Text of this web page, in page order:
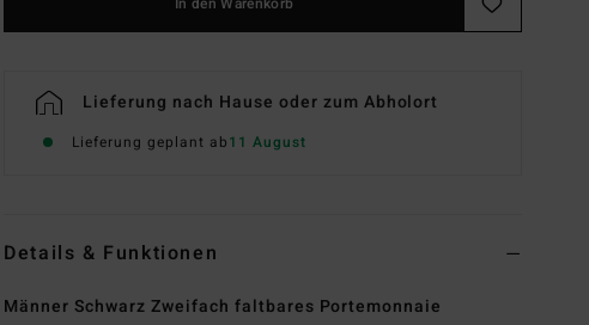
Lieferung nach Hause oder zum Abholort
Lieferung geplant ab11 August
Details & Funktionen
Männer Schwarz Zweifach faltbares Portemonnaie